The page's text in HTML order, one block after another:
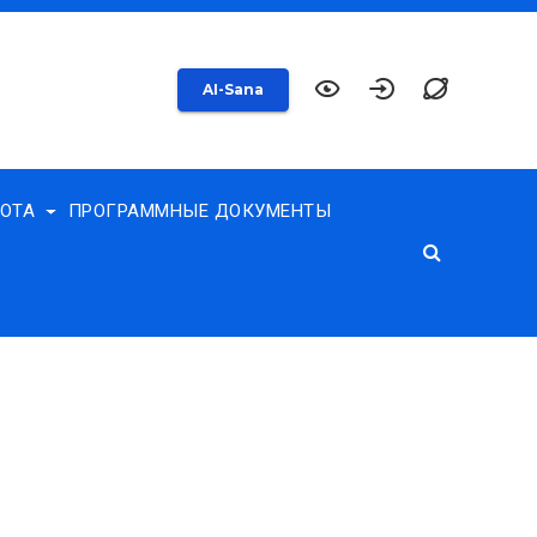
AI-Sana
ПРОГРАММНЫЕ ДОКУМЕНТЫ